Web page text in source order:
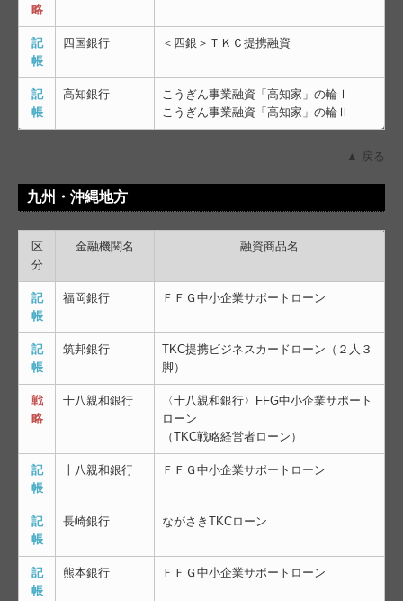
略
記
帳
四国銀行 ＜四銀＞ＴＫＣ提携融資
記
帳
高知銀行
こうぎん事業融資「高知家」の輪Ⅰ
こうぎん事業融資「高知家」の輪Ⅱ
▲ 戻る
九州・沖縄地方
区
分
金融機関名 融資商品名
記
帳
福岡銀行 ＦＦＧ中小企業サポートローン
記
帳
筑邦銀行
TKC提携ビジネスカードローン（２人３
脚）
戦
略
十八親和銀行
〈十八親和銀行〉FFG中小企業サポート
ローン
（TKC戦略経営者ローン）
記
帳
十八親和銀行 ＦＦＧ中小企業サポートローン
記
帳
長崎銀行 ながさきTKCローン
記
帳
熊本銀行 ＦＦＧ中小企業サポートローン